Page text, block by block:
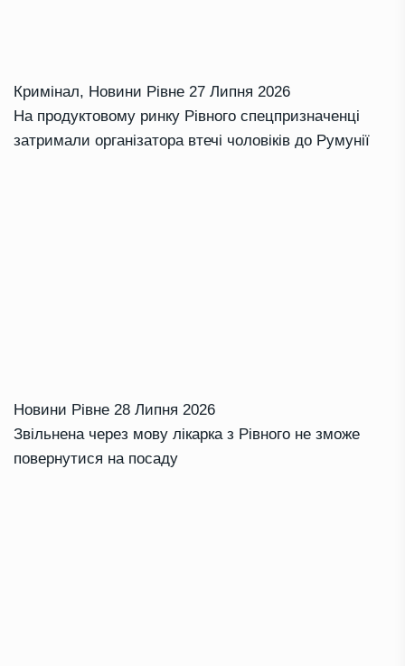
Кримінал, Новини Рівне 27 Липня 2026
На продуктовому ринку Рівного спецпризначенці
затримали організатора втечі чоловіків до Румунії
Новини Рівне 28 Липня 2026
Звільнена через мову лікарка з Рівного не зможе
повернутися на посаду